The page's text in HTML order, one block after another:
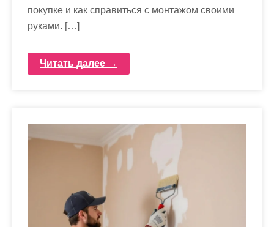
покупке и как справиться с монтажом своими
руками. […]
Читать далее →